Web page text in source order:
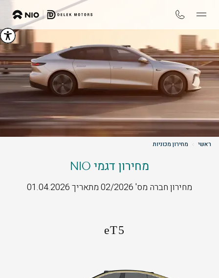
ראשי מחירון מכוניות
מחירון דגמי NIO
מחירון חברה מס' 02/2026 מתאריך 01.04.2026
eT5